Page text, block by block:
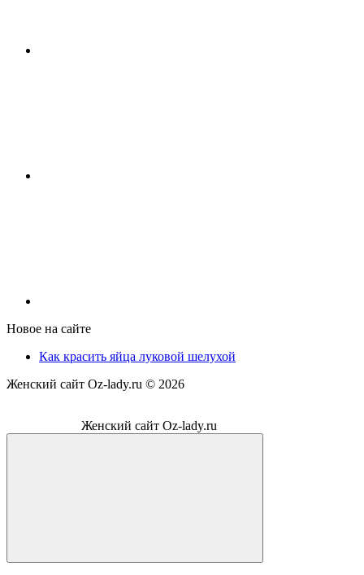
Новое на сайте
Как красить яйца луковой шелухой
Женский сайт Oz-lady.ru © 2026
Женский сайт Oz-lady.ru